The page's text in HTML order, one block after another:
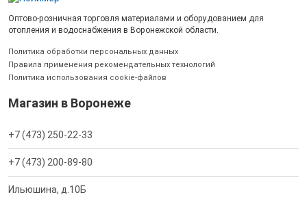
Оптово-розничная торговля материалами и оборудованием для
отопления и водоснабжения в Воронежской области.
Политика обработки персональных данных
Правила применения рекомендательных технологий
Политика использования cookie-файлов
Магазин в Воронеже
+7 (473) 250-22-33
+7 (473) 200-89-80
Ильюшина, д.10Б